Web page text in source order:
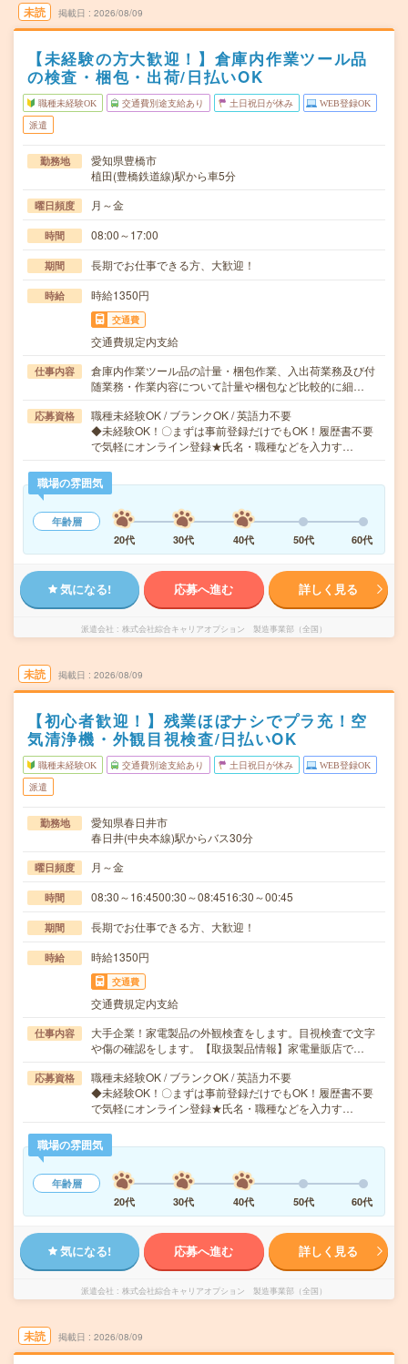
未読 掲載日 2026/08/09
【未経験の方大歓迎！】倉庫内作業ツール品
の検査・梱包・出荷/日払いOK
職種未経験OK 交通費別途支給あり 土日祝日が休み WEB登録OK
派遣
勤務地
愛知県豊橋市
植田(豊橋鉄道線)駅から車5分
曜日頻度 月～金
時間 08:00～17:00
期間 長期でお仕事できる方、大歓迎！
時給 時給1350円
交通費
交通費規定内支給
仕事内容
倉庫内作業ツール品の計量・梱包作業、入出荷業務及び付
随業務・作業内容について計量や梱包など比較的に細…
応募資格
職種未経験OK / ブランクOK / 英語力不要
◆未経験OK！〇まずは事前登録だけでもOK！履歴書不要
で気軽にオンライン登録★氏名・職種などを入力す…
職場の雰囲気
年齢層
20代
30代 40代 50代 60代
気になる! 応募へ進む 詳しく見る
派遣会社 株式会社綜合キャリアオプション 製造事業部（全国）
未読 掲載日 2026/08/09
【初心者歓迎！】残業ほぼナシでプラ充！空
気清浄機・外観目視検査/日払いOK
職種未経験OK 交通費別途支給あり 土日祝日が休み WEB登録OK
派遣
勤務地
愛知県春日井市
春日井(中央本線)駅からバス30分
曜日頻度 月～金
時間 08:30～16:4500:30～08:4516:30～00:45
期間 長期でお仕事できる方、大歓迎！
時給 時給1350円
交通費
交通費規定内支給
仕事内容
大手企業！家電製品の外観検査をします。目視検査で文字
や傷の確認をします。【取扱製品情報】家電量販店で…
応募資格
職種未経験OK / ブランクOK / 英語力不要
◆未経験OK！〇まずは事前登録だけでもOK！履歴書不要
で気軽にオンライン登録★氏名・職種などを入力す…
職場の雰囲気
年齢層
20代
30代 40代 50代 60代
気になる! 応募へ進む 詳しく見る
派遣会社 株式会社綜合キャリアオプション 製造事業部（全国）
未読 掲載日 2026/08/09